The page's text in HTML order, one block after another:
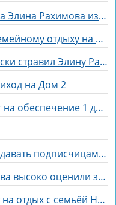
В глазах Артема Герасимова Элина Рахимова из «питбуля» превратилась в «роллы»
Никита Гуранда радуется семейному отдыху на Майорке
Как Антон Беккужев мастерски стравил Элину Рахимову и Веронику Гракович
на Дом 2
Дмитрий Луковкин возьмёт на обеспечение 1 девушку
Женя Дорожкина будет раздавать подписчицам свои вещи
Художества Сергея Хорошева высоко оценили зрители дома 2
Кристина Лясковец улетает на отдых с семьёй Никиты Гуранды